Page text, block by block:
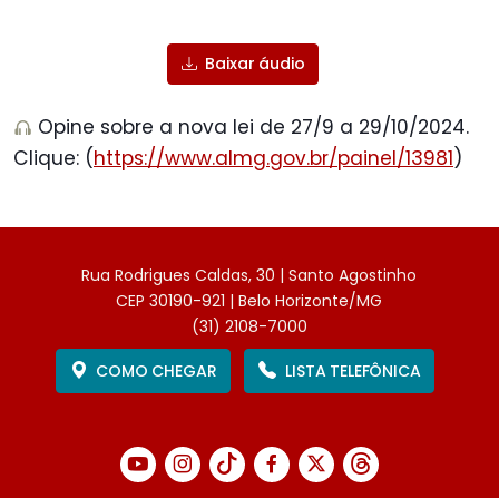
Baixar áudio
Opine sobre a nova lei de 27/9 a 29/10/2024.
Clique: (https://www.almg.gov.br/painel/13981)
Rua Rodrigues Caldas, 30 | Santo Agostinho
CEP 30190-921 | Belo Horizonte/MG
(31) 2108-7000
COMO CHEGAR
LISTA TELEFÔNICA